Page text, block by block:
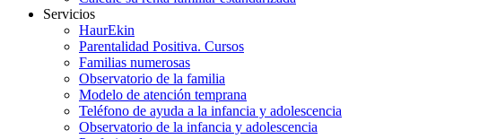
Servicios
HaurEkin
Parentalidad Positiva. Cursos
Familias numerosas
Observatorio de la familia
Modelo de atención temprana
Teléfono de ayuda a la infancia y adolescencia
Observatorio de la infancia y adolescencia